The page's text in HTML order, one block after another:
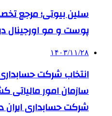
سلین بیوتی؛ مرجع
پوست و مو اورجینال
۱۴۰۳/۱۱/۲۸
انتخاب شرکت
سازمان امور مالیاتی
شرکت حسابداری ایران